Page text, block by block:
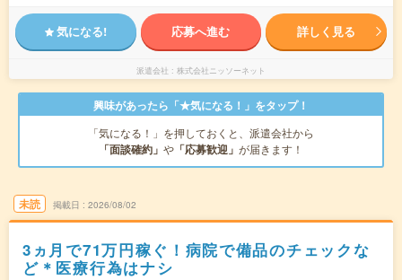
気になる! 応募へ進む 詳しく見る
派遣会社 株式会社ニッソーネット
興味があったら「★気になる！」をタップ！
「気になる！」を押しておくと、派遣会社から
「面談確約」 や 「応募歓迎」 が届きます！
未読 掲載日 2026/08/02
3ヵ月で71万円稼ぐ！病院で備品のチェックな
ど＊医療行為はナシ